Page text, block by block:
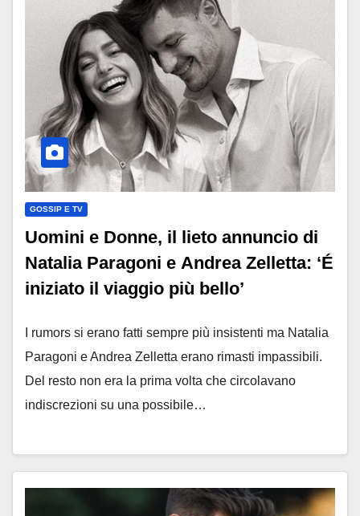
GOSSIP E TV
Uomini e Donne, il lieto annuncio di
Natalia Paragoni e Andrea Zelletta: ‘É
iniziato il viaggio più bello’
I rumors si erano fatti sempre più insistenti ma Natalia
Paragoni e Andrea Zelletta erano rimasti impassibili.
Del resto non era la prima volta che circolavano
indiscrezioni su una possibile…